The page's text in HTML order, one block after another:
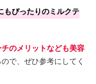
もぴったりのミルクテ
のメリットなども美容
で、ぜひ参考にしてく